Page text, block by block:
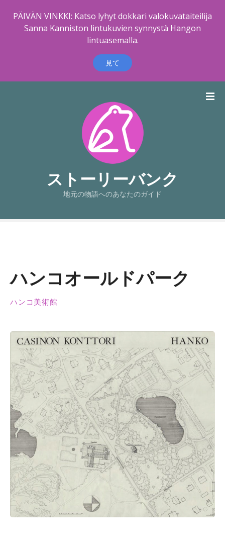
PÄIVÄN VINKKI: Katso lyhyt dokkari valokuvataiteilija
Sanna Kanniston lintukuvien synnystä Hangon
lintuasemalla.
見て
ストーリーバンク
地元の物語へのあなたのガイド
ハンコオールドパーク
ハンコ美術館